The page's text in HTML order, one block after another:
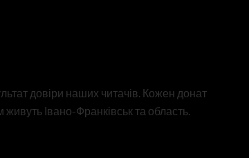
довіри наших читачів. Кожен донат
Івано-Франківськ та область.